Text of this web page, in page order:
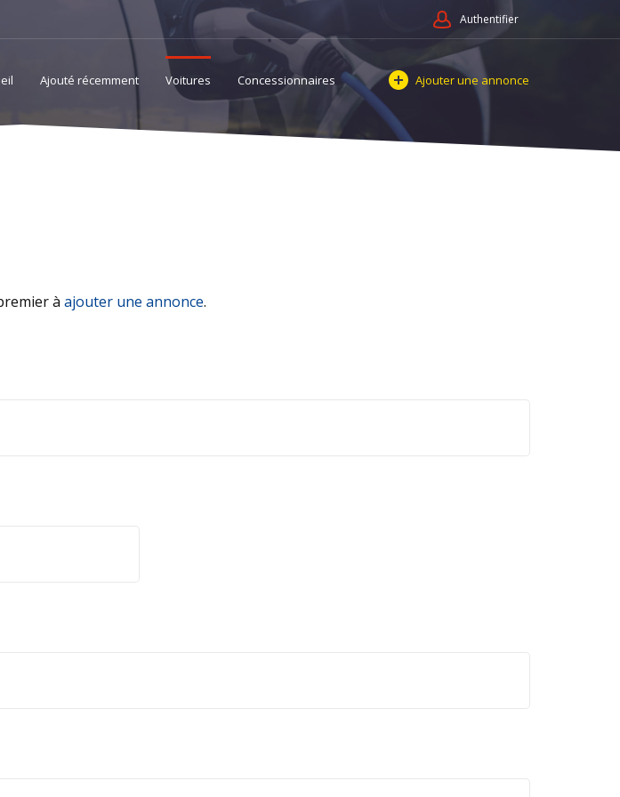
Authentifier
Ajouté récemment Voitures Concessionnaires
Services Professionnels accessoires et services Comptes
Ajouter une annonce
à ajouter une annonce.